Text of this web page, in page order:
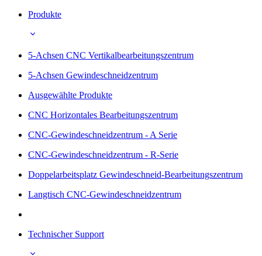
Produkte
5-Achsen CNC Vertikalbearbeitungszentrum
5-Achsen Gewindeschneidzentrum
Ausgewählte Produkte
CNC Horizontales Bearbeitungszentrum
CNC-Gewindeschneidzentrum - A Serie
CNC-Gewindeschneidzentrum - R-Serie
Doppelarbeitsplatz Gewindeschneid-Bearbeitungszentrum
Langtisch CNC-Gewindeschneidzentrum
Technischer Support